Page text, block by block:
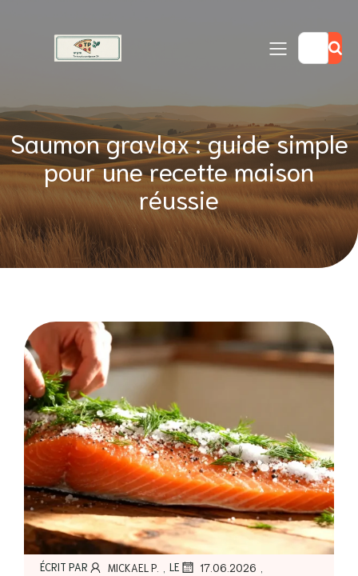
Saumon gravlax : guide simple
pour une recette maison
réussie
ÉCRIT PAR MICKAEL P. , LE 17.06.2026 ,